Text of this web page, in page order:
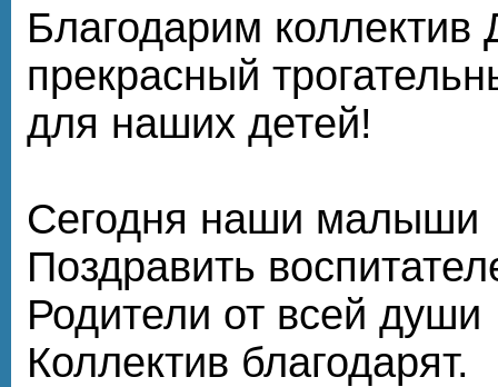
Благодарим
прекрасный
для наших детей!
Сегодня наши малыши
Поздравить
Родители от всей души
Коллектив благодарят.